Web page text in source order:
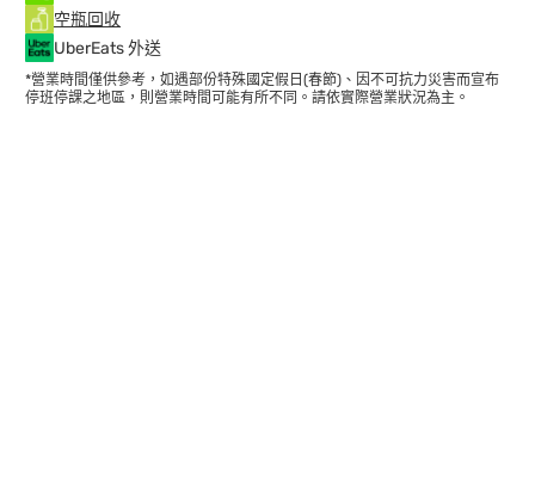
空瓶回收
UberEats 外送
*營業時間僅供參考，如遇部份特殊國定假日(春節)、因不可抗力災害而宣布
停班停課之地區，則營業時間可能有所不同。請依實際營業狀況為主。